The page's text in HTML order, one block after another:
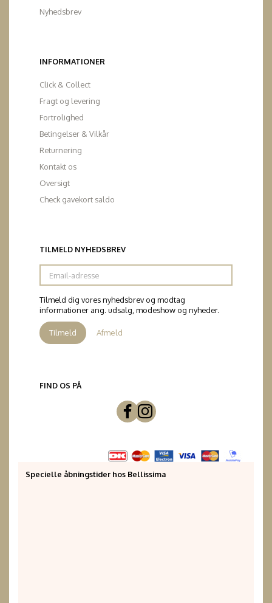
Nyhedsbrev
INFORMATIONER
Click & Collect
Fragt og levering
Fortrolighed
Betingelser & Vilkår
Returnering
Kontakt os
Oversigt
Check gavekort saldo
TILMELD NYHEDSBREV
Email-
adresse
Tilmeld dig vores nyhedsbrev og modtag
informationer ang. udsalg, modeshow og nyheder.
Tilmeld Afmeld
FIND OS PÅ
Specielle åbningstider hos Bellissima